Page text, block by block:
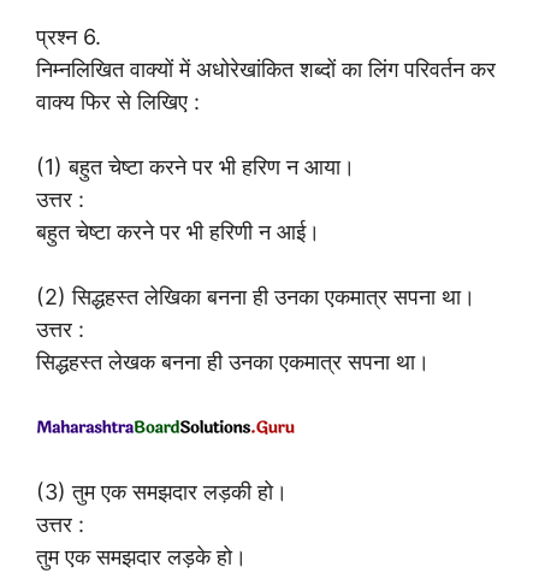
प्रश्न 6.
निम्नलिखित वाक्यों में अधोरेखांकित शब्दों का लिंग परिवर्तन कर
वाक्य फिर से लिखिए :
(1) बहुत चेष्टा करने पर भी हरिण न आया।
उत्तर :
बहुत चेष्टा करने पर भी हरिणी न आई।
(2) सिद्धहस्त लेखिका बनना ही उनका एकमात्र सपना था।
उत्तर :
सिद्धहस्त लेखक बनना ही उनका एकमात्र सपना था।
(3) तुम एक समझदार लड़की हो।
उत्तर :
तुम एक समझदार लड़के हो।